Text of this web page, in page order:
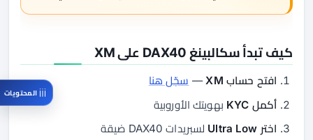
كيف تبدأ سكالبينغ DAX40 على XM
افتح حساب XM — سجّل هنا
أكمل KYC
بهويتك الأوروبية
اختر Ultra Low
لسبريدات DAX40 ضيقة
المحتويات